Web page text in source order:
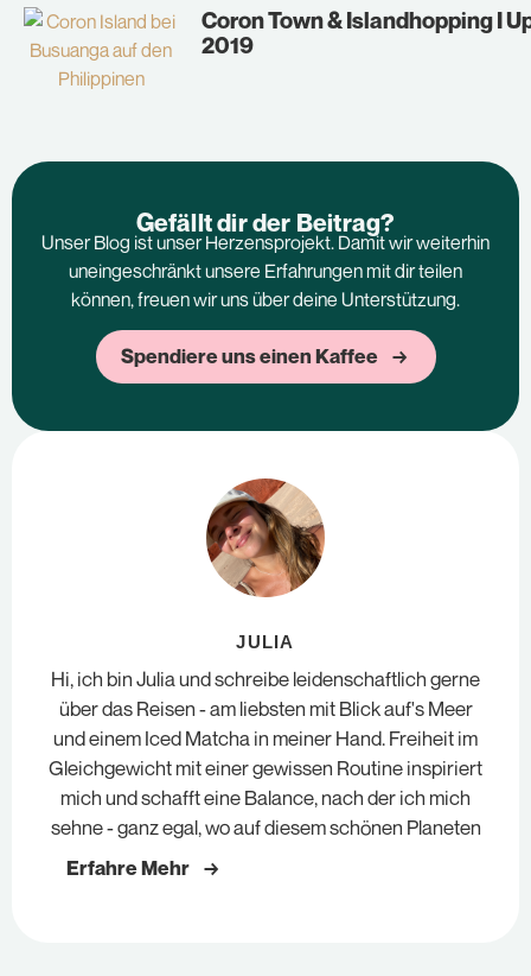
Coron Town & Islandhopping I
2019
Gefällt dir der Beitrag?
Unser Blog ist unser Herzensprojekt. Damit wir weiterhin
uneingeschränkt unsere Erfahrungen mit dir teilen
können, freuen wir uns über deine Unterstützung.
Spendiere uns einen Kaffee →
JULIA
Hi, ich bin Julia und schreibe leidenschaftlich gerne
über das Reisen - am liebsten mit Blick auf's Meer
und einem Iced Matcha in meiner Hand. Freiheit im
Gleichgewicht mit einer gewissen Routine inspiriert
mich und schafft eine Balance, nach der ich mich
sehne - ganz egal, wo auf diesem schönen Planeten
Erfahre Mehr →